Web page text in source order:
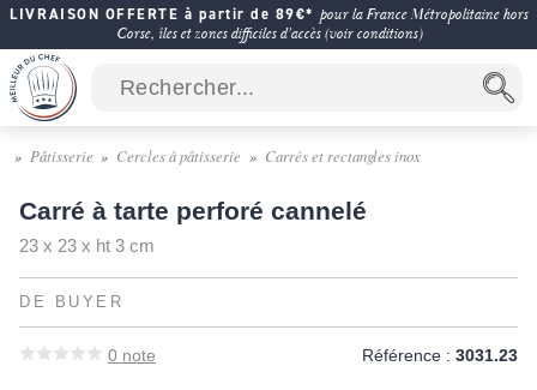
LIVRAISON OFFERTE à partir de 89€* pour la France Métropolitaine hors
Corse, îles et zones difficiles d'accès (voir conditions)
Pâtisserie Cercles à pâtisserie Carrés et rectangles inox
Carré à tarte perforé cannelé
23 x 23 x ht 3 cm
DE BUYER
0 note Référence : 3031.23